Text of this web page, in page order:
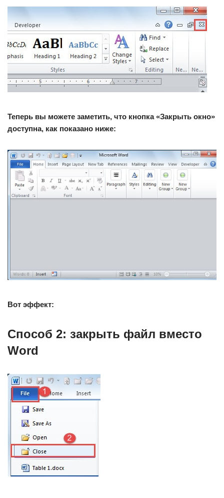
Теперь вы можете заметить, что кнопка «Закрыть окно»
доступна, как показано ниже:
Вот эффект:
Способ 2: закрыть файл вместо
Word